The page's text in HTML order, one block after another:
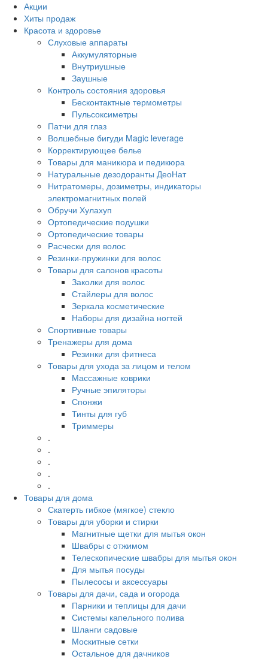
Акции
Хиты продаж
Красота и здоровье
Слуховые аппараты
Аккумуляторные
Внутриушные
Заушные
Контроль состояния здоровья
Бесконтактные термометры
Пульсоксиметры
Патчи для глаз
Волшебные бигуди Magic leverage
Корректирующее белье
Товары для маникюра и педикюра
Натуральные дезодоранты ДеоНат
Нитратомеры, дозиметры, индикаторы
электромагнитных полей
Обручи Хулахуп
Ортопедические подушки
Ортопедические товары
Расчески для волос
Резинки-пружинки для волос
Товары для салонов красоты
Заколки для волос
Стайлеры для волос
Зеркала косметические
Наборы для дизайна ногтей
Спортивные товары
Тренажеры для дома
Резинки для фитнеса
Товары для ухода за лицом и телом
Массажные коврики
Ручные эпиляторы
Спонжи
Тинты для губ
Триммеры
.
.
.
.
.
Товары для дома
Скатерть гибкое (мягкое) стекло
Товары для уборки и стирки
Магнитные щетки для мытья окон
Швабры с отжимом
Телескопические швабры для мытья окон
Для мытья посуды
Пылесосы и аксессуары
Товары для дачи, сада и огорода
Парники и теплицы для дачи
Системы капельного полива
Шланги садовые
Москитные сетки
Остальное для дачников